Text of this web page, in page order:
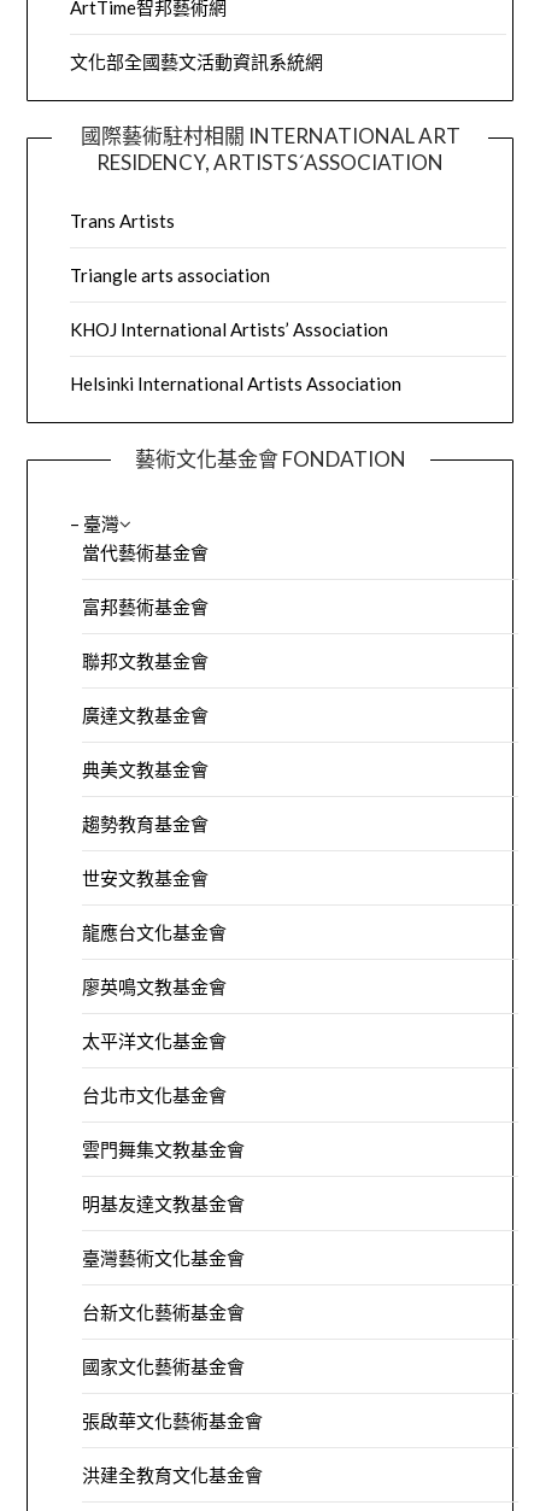
ArtTime智邦藝術網
文化部全國藝文活動資訊系統網
國際藝術駐村相關 INTERNATIONAL ART
RESIDENCY, ARTISTS´ASSOCIATION
Trans Artists
Triangle arts association
KHOJ International Artists’ Association
Helsinki International Artists Association
藝術文化基金會 FONDATION
– 臺灣
當代藝術基金會
富邦藝術基金會
聯邦文教基金會
廣達文教基金會
典美文教基金會
趨勢教育基金會
世安文教基金會
龍應台文化基金會
廖英鳴文教基金會
太平洋文化基金會
台北市文化基金會
雲門舞集文教基金會
明基友達文教基金會
臺灣藝術文化基金會
台新文化藝術基金會
國家文化藝術基金會
張啟華文化藝術基金會
洪建全教育文化基金會